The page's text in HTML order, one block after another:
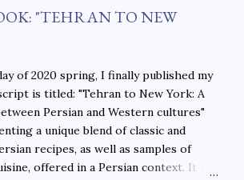
"TEHRAN TO NEW
of 2020 spring, I finally published my
is titled: "Tehran to New York: A
Persian and Western cultures"
a unique blend of classic and
recipes, as well as samples of
offered in a Persian context. It is